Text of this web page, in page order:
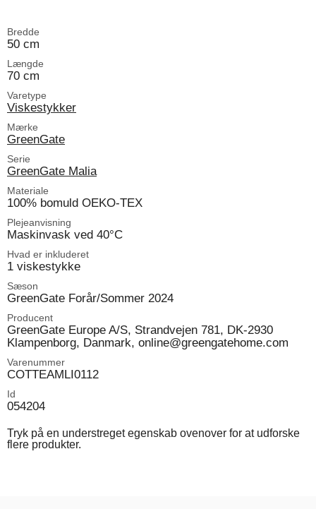
Bredde
50 cm
Længde
70 cm
Varetype
Viskestykker
Mærke
GreenGate
Serie
GreenGate Malia
Materiale
100% bomuld OEKO-TEX
Plejeanvisning
Maskinvask ved 40°C
Hvad er inkluderet
1 viskestykke
Sæson
GreenGate Forår/Sommer 2024
Producent
GreenGate Europe A/S, Strandvejen 781, DK-2930
Klampenborg, Danmark, online@greengatehome.com
Varenummer
COTTEAMLI0112
Id
054204
Tryk på en understreget egenskab ovenover for at udforske
flere produkter.